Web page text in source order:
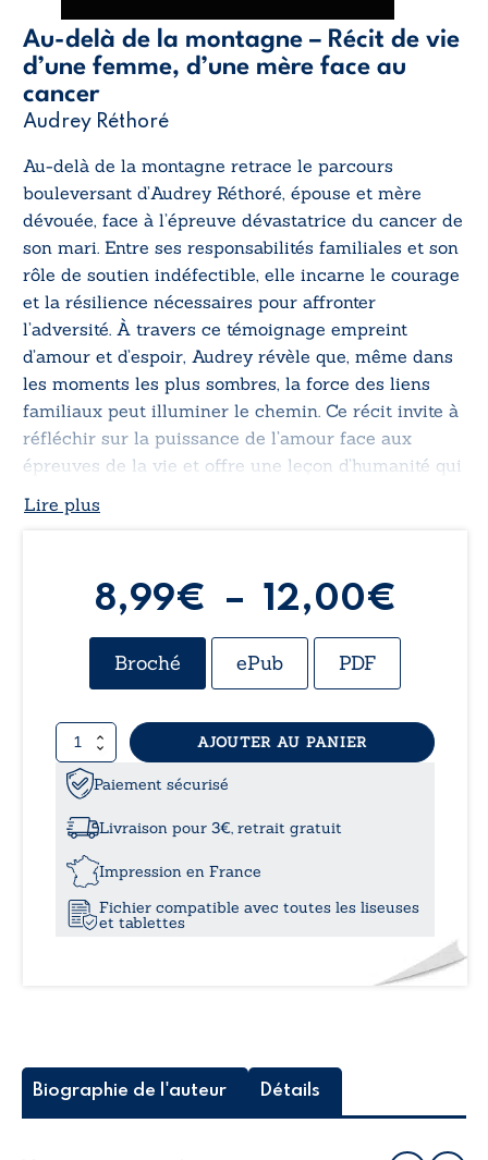
Au-delà de la montagne – Récit de vie
d’une femme, d’une mère face au
cancer
Audrey Réthoré
Au-delà de la montagne retrace le parcours
bouleversant d’Audrey Réthoré, épouse et mère
dévouée, face à l’épreuve dévastatrice du cancer de
son mari. Entre ses responsabilités familiales et son
rôle de soutien indéfectible, elle incarne le courage
et la résilience nécessaires pour affronter
l’adversité. À travers ce témoignage empreint
d’amour et d’espoir, Audrey révèle que, même dans
les moments les plus sombres, la force des liens
familiaux peut illuminer le chemin. Ce récit invite à
réfléchir sur la puissance de l’amour face aux
épreuves de la vie et offre une leçon d’humanité qui
Lire plus
8,99€ – 12,00€
de
Broché ePub PDF
quantité
de
Au-
delà
de
montagne
Récit
de
au
cancer
AJOUTER AU PANIER
Paiement sécurisé
Livraison pour 3€, retrait gratuit
Impression en France
Fichier compatible avec toutes les liseuses
et tablettes
Biographie de l'auteur Détails